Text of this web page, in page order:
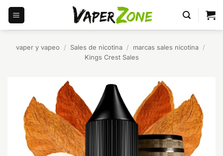
Saltar
contenido
vaper y vapeo / Sales de nicotina / marcas sales nicotina /
Kings Crest Sales